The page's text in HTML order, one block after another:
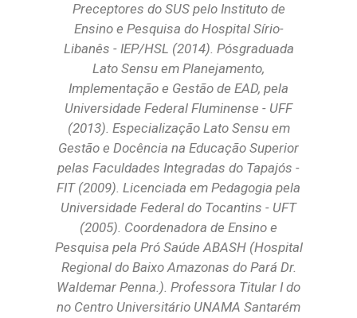
Preceptores do SUS pelo Instituto de
Ensino e Pesquisa do Hospital Sírio-
Libanês - IEP/HSL (2014). Pósgraduada
Lato Sensu em Planejamento,
Implementação e Gestão de EAD, pela
Universidade Federal Fluminense - UFF
(2013). Especialização Lato Sensu em
Gestão e Docência na Educação Superior
pelas Faculdades Integradas do Tapajós -
FIT (2009). Licenciada em Pedagogia pela
Universidade Federal do Tocantins - UFT
(2005). Coordenadora de Ensino e
Pesquisa pela Pró Saúde ABASH (Hospital
Regional do Baixo Amazonas do Pará Dr.
Waldemar Penna.). Professora Titular I do
no Centro Universitário UNAMA Santarém